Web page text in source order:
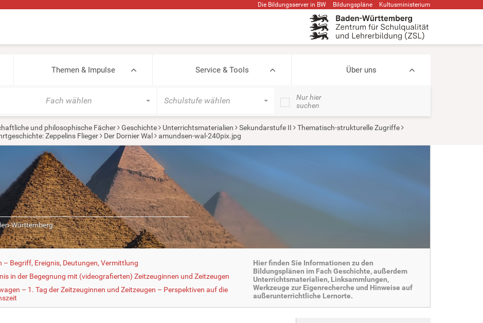
Die Bildungsserver in BW Bildungspläne Kultusministerium
Themen & Impulse Service & Tools Über uns
Fach wählen Schulstufe wählen
Nur hier
suchen
und philosophische Fächer Geschichte Unterrichtsmaterialien Sekundarstufe II
Thematisch-strukturelle Zugriffe
Zeppelins Flieger Der Dornier Wal amundsen-wal-240pix.jpg
Begriff, Ereignis, Deutungen, Vermittlung
in der Begegnung mit (videografierten) Zeitzeuginnen und Zeitzeugen
– 1. Tag der Zeitzeuginnen und Zeitzeugen – Perspektiven auf die
Hier finden Sie Informationen zu den
Bildungsplänen im Fach Geschichte, außerdem
Unterrichtsmaterialien, Linksammlungen,
Werkzeuge zur Eigenrecherche und Hinweise auf
außerunterrichtliche Lernorte.